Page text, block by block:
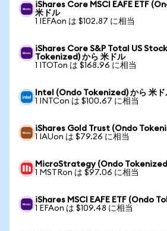
iShares Core MSCI EAFE ETF
米ドル
1 IEFAon は $102.87 に相当
iShares Core S&P Total US
Tokenized) から 米ドル
1 ITOTon は $168.96 に相当
Intel (Ondo Tokenized) から 米ド
1 INTCon は $100.67 に相当
iShares Gold Trust (Ondo
1 IAUon は $79.26 に相当
MicroStrategy (Ondo
1 MSTRon は $97.06 に相当
iShares MSCI EAFE ETF (Ondo
1 EFAon は $109.48 に相当